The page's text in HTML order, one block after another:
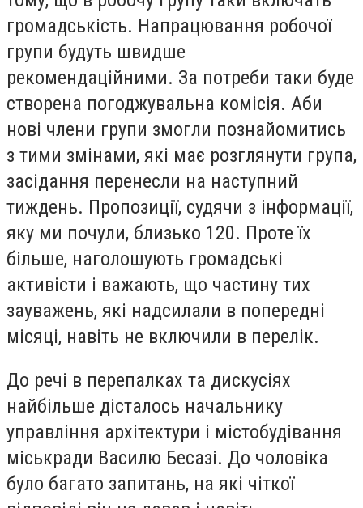
громадськість. Напрацювання робочої
групи будуть швидше
рекомендаційними. За потреби таки буде
створена погоджувальна комісія. Аби
нові члени групи змогли познайомитись
з тими змінами, які має розглянути група,
засідання перенесли на наступний
тиждень. Пропозиції, судячи з інформації,
яку ми почули, близько 120. Проте їх
більше, наголошують громадські
активісти і важають, що частину тих
зауважень, які надсилали в попередні
місяці, навіть не включили в перелік.
До речі в перепалках та дискусіях
найбільше дісталось начальнику
управління архітектури і містобудівання
міськради Василю Бесазі. До чоловіка
було багато запитань, на які чіткої